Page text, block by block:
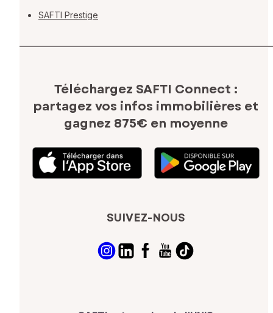
SAFTI Prestige
Téléchargez SAFTI Connect :
partagez vos infos immobilières et
gagnez 875€ en moyenne
SUIVEZ-NOUS